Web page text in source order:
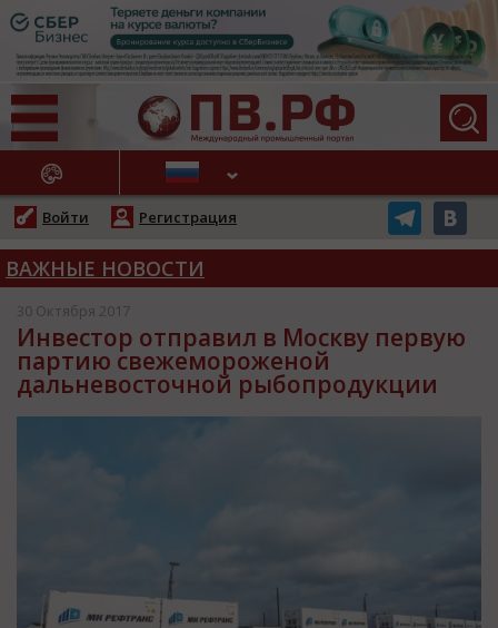
НОВОСТИ
Войти Регистрация
ВАЖНЫЕ НОВОСТИ
30 Октября 2017
Инвестор отправил в Москву первую
партию свежемороженой
дальневосточной рыбопродукции